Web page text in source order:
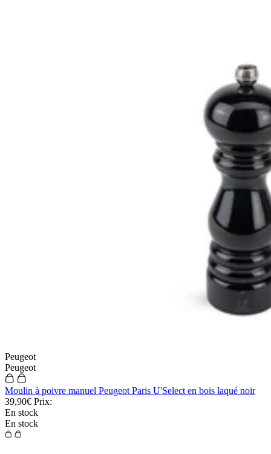
Peugeot
Peugeot
Moulin à poivre manuel Peugeot Paris U'Select en bois laqué noir
39,90€ Prix:
En stock
En stock